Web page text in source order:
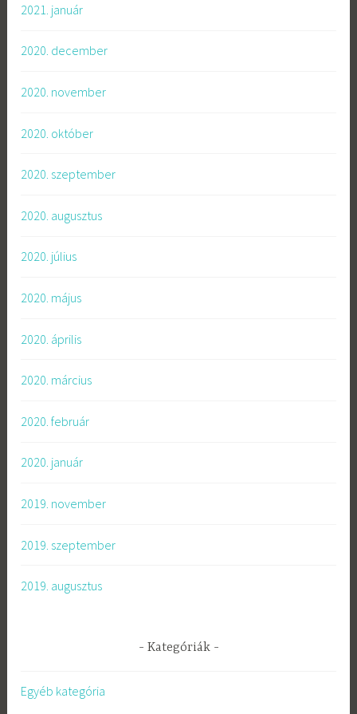
2021. január
2020. december
2020. november
2020. október
2020. szeptember
2020. augusztus
2020. július
2020. május
2020. április
2020. március
2020. február
2020. január
2019. november
2019. szeptember
2019. augusztus
Kategóriák
Egyéb kategória